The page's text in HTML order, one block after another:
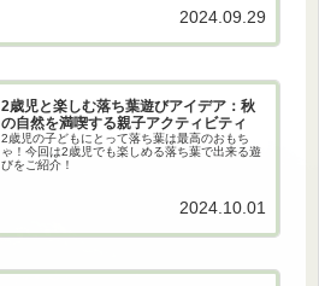
2024.09.29
2歳児と楽しむ落ち葉遊びアイデア：秋
の自然を満喫する親子アクティビティ
2歳児の子どもにとって落ち葉は最高のおもち
ゃ！今回は2歳児でも楽しめる落ち葉で出来る遊
びをご紹介！
2024.10.01